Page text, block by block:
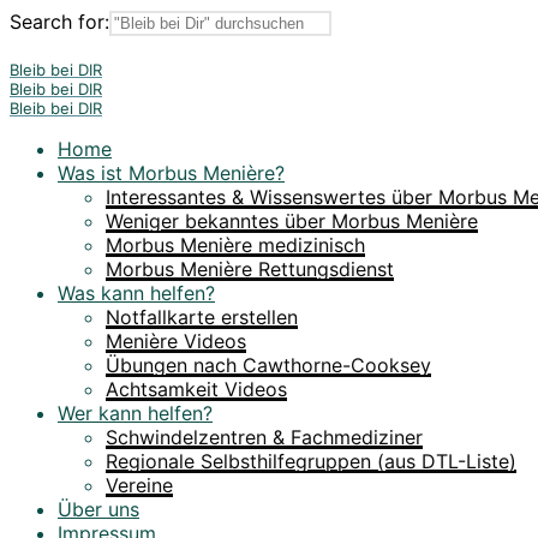
Search for:
Bleib bei DIR
Bleib bei DIR
Bleib bei DIR
Home
Was ist Morbus Menière?
Interessantes & Wissenswertes über Morbus
Weniger bekanntes über Morbus Menière
Morbus Menière medizinisch
Morbus Menière Rettungsdienst
Was kann helfen?
Notfallkarte erstellen
Menière Videos
Übungen nach Cawthorne-Cooksey
Achtsamkeit Videos
Wer kann helfen?
Schwindelzentren & Fachmediziner
Regionale Selbsthilfegruppen (aus DTL-Liste)
Vereine
Über uns
Impressum